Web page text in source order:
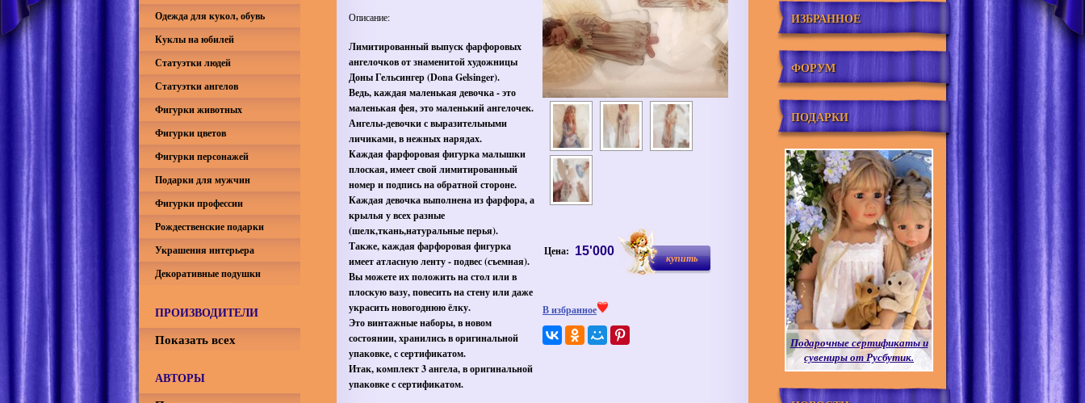
Описание:
Лимитированный выпуск фарфоровых
ангелочков от знаменитой художницы
ДоныГельсингер(DonaGelsinger).
Ведь, каждая маленькая девочка - это
маленькая фея, это маленький ангелочек.
Ангелы-девочки с выразительными
личиками, в нежных нарядах.
Каждая фарфоровая фигурка малышки
плоская, имеет свой лимитированный
номер и подпись на обратной стороне.
Каждая девочка выполнена из фарфора, а
крылья у всех разные
(шелк,ткань,натуральные перья).
Также, каждая фарфоровая фигурка
имеет атласную ленту - подвес (съемная).
Вы можете их положить на стол или в
плоскую вазу, повесить на стену или даже
украсить новогоднюю ёлку.
Это винтажные наборы, в новом
состоянии, хранились в оригинальной
упаковке, с сертификатом.
Итак, комплект 3 ангела, в оригинальной
упаковке с сертификатом.
Цена: 15'000
купить
В избранное
Одежда для кукол, обувь
Куклы на юбилей
Статуэтки людей
Статуэтки ангелов
Фигурки животных
Фигурки цветов
Фигурки персонажей
Подарки для мужчин
Фигурки профессии
Рождественские подарки
Украшения интерьера
Декоративные подушки
ПРОИЗВОДИТЕЛИ
Показать всех
АВТОРЫ
ИЗБРАННОЕ
ФОРУМ
ПОДАРКИ
Подарочные сертификаты и
сувениры от Русбутик.